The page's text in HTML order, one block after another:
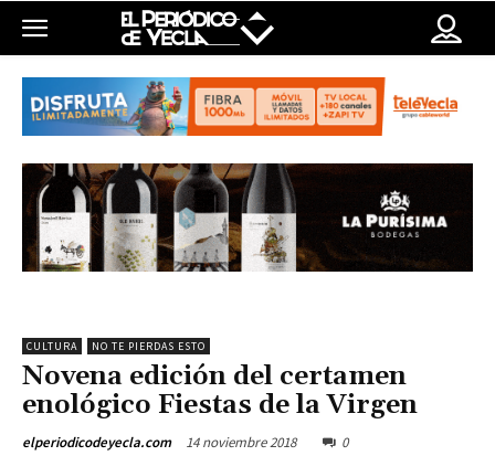
CULTURA NO TE PIERDAS ESTO
Novena edición del certamen
enológico Fiestas de la Virgen
elperiodicodeyecla.com 14 noviembre 2018 0